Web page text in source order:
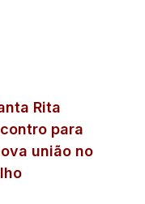
Rita
para
união no